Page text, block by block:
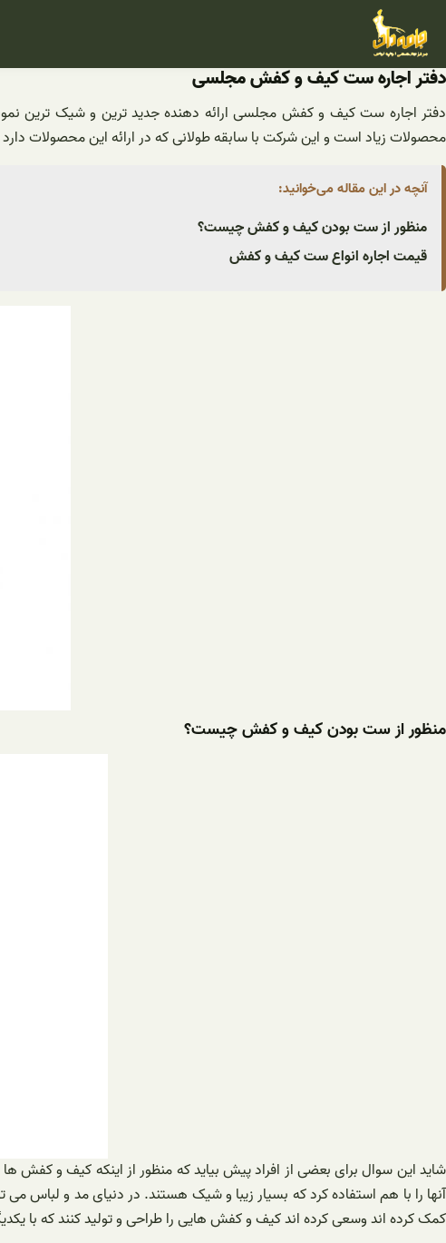
محتوا
دفتر اجاره ست کیف و کفش مجلسی
دفتر اجاره ست کیف و کفش مجلسی ارائه دهنده جدید ترین و شیک ترین
محصولات زیاد است و این شرکت با سابقه طولانی که در ارائه این محصولات
آنچه در این مقاله می‌خوانید:
منظور از ست بودن کیف و کفش چیست؟
قیمت اجاره انواع ست کیف و کفش
منظور از ست بودن کیف و کفش چیست؟
شاید این سوال برای بعضی از افراد پیش بیاید که منظور از اینکه کیف و
آنها را با هم استفاده کرد که بسیار زیبا و شیک هستند. در دنیای مد و لباس می
کمک کرده اند وسعی کرده اند کیف و کفش هایی را طراحی و تولید کنند که با